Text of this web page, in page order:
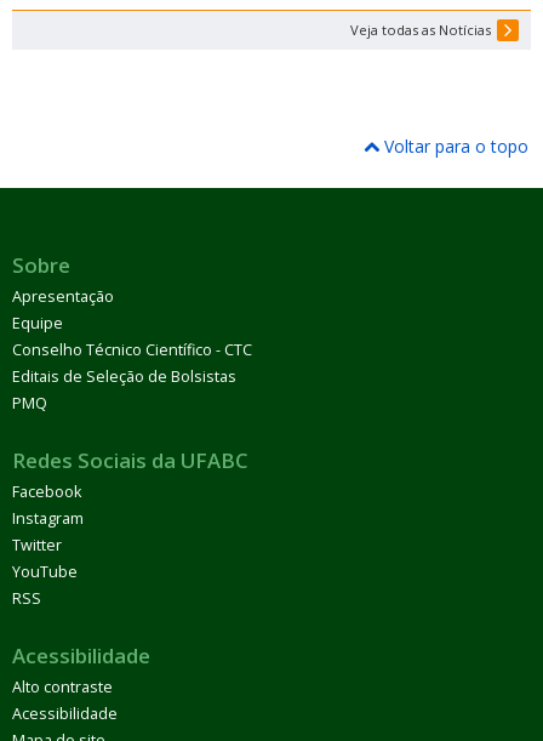
Veja todas as Notícias
Voltar para o topo
Sobre
Apresentação
Equipe
Conselho Técnico Científico - CTC
Editais de Seleção de Bolsistas
PMQ
Redes Sociais da UFABC
Facebook
Instagram
Twitter
YouTube
RSS
Acessibilidade
Alto contraste
Acessibilidade